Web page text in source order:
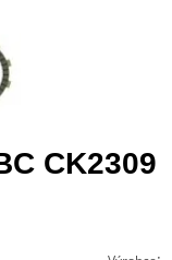
CK2309